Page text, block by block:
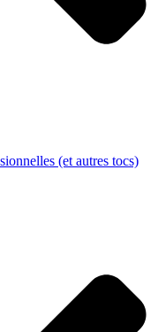
(et autres tocs)